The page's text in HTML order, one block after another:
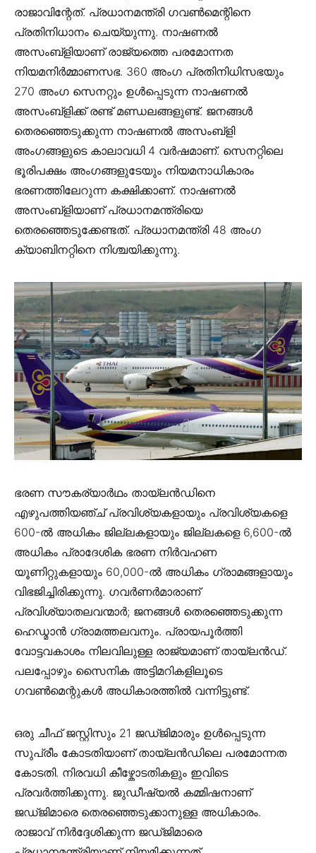
രാജാവിന്റേത്. പ്രധാനമന്ത്രി ഗവൺമെന്റിനെ
പ്രതിനിധാനം ചെയ്യുന്നു. നാഷണൽ
അസംബ്ളിയാണ് രാജ്യത്തെ പരമോന്നത
നിയമനിർമ്മാണസഭ. 360 അംഗ പ്രതിനിധിസഭയും
270 അംഗ സെനറ്റും ഉൾപ്പെടുന്ന നാഷണൽ
അസംബ്ളിക്ക് രണ്ട് മണ്ഡലങ്ങളുണ്ട്. ജനങ്ങൾ
തെരഞ്ഞെടുക്കുന്ന നാഷണൽ അസംബ്ളി
അംഗങ്ങളുടെ കാലാവധി 4 വർഷമാണ്. സെനറ്റിലെ
ഭൂരിപക്ഷം അംഗങ്ങളുടേയും നിയമനാധികാരം
ഭരണത്തിലേറുന്ന കക്ഷിക്കാണ്. നാഷണൽ
അസംബ്ളിയാണ് പ്രധാനമന്ത്രിയെ
തെരഞ്ഞെടുക്കേണ്ടത്. പ്രധാനമന്ത്രി 48 അംഗ
ക്യാബിനറ്റിനെ നിശ്ചയിക്കുന്നു.
ഭരണ സൗകര്യാർഥം തായ്ലൻഡിനെ
എഴുപത്തിയഞ്ച് പ്രവിശ്യകളായും പ്രവിശ്യകളെ
600-ൽ അധികം ജില്ലകളായും ജില്ലകളെ 6,600-ൽ
അധികം പ്രാദേശിക ഭരണ നിർവഹണ
യൂണിറ്റുകളായും 60,000-ൽ അധികം ഗ്രാമങ്ങളായും
വിഭജിച്ചിരിക്കുന്നു. ഗവർണർമാരാണ്
പ്രവിശ്യാതലവന്മാർ; ജനങ്ങൾ തെരഞ്ഞെടുക്കുന്ന
ഹെഡ്മാൻ ഗ്രാമത്തലവനും. പ്രായപൂർത്തി
വോട്ടവകാശം നിലവിലുള്ള രാജ്യമാണ് തായ്ലൻഡ്.
പലപ്പോഴും സൈനിക അട്ടിമറികളിലൂടെ
ഗവൺമെന്റുകൾ അധികാരത്തിൽ വന്നിട്ടുണ്ട്.
ഒരു ചീഫ് ജസ്റ്റിസും 21 ജഡ്ജിമാരും ഉൾപ്പെടുന്ന
സുപ്രീം കോടതിയാണ് തായ്ലൻഡിലെ പരമോന്നത
കോടതി. നിരവധി കീഴ്കോടതികളും ഇവിടെ
പ്രവർത്തിക്കുന്നു. ജുഡീഷ്യൽ കമ്മിഷനാണ്
ജഡ്ജിമാരെ തെരഞ്ഞെടുക്കാനുള്ള അധികാരം.
രാജാവ് നിർദ്ദേശിക്കുന്ന ജഡ്ജിമാരെ